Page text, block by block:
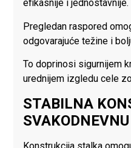
efikasnije i jednostavnije.
Pregledan raspored
odgovarajuće težine i
To doprinosi sigurnijem
urednijem izgledu cele
STABILNA
Konstrukcija stalka